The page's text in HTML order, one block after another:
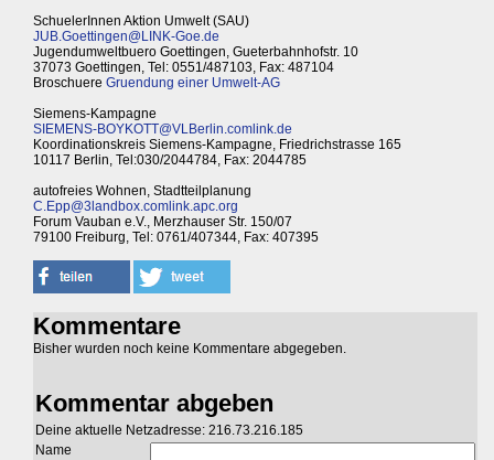
SchuelerInnen Aktion Umwelt (SAU)
JUB.Goettingen@LINK-Goe.de
Jugendumweltbuero Goettingen, Gueterbahnhofstr. 10
37073 Goettingen, Tel: 0551/487103, Fax: 487104
Broschuere Gruendung einer Umwelt-AG
Siemens-Kampagne
SIEMENS-BOYKOTT@VLBerlin.comlink.de
Koordinationskreis Siemens-Kampagne, Friedrichstrasse 165
10117 Berlin, Tel:030/2044784, Fax: 2044785
autofreies Wohnen, Stadtteilplanung
C.Epp@3landbox.comlink.apc.org
Forum Vauban e.V., Merzhauser Str. 150/07
79100 Freiburg, Tel: 0761/407344, Fax: 407395
Kommentare
Bisher wurden noch keine Kommentare abgegeben.
Kommentar abgeben
Deine aktuelle Netzadresse: 216.73.216.185
Name